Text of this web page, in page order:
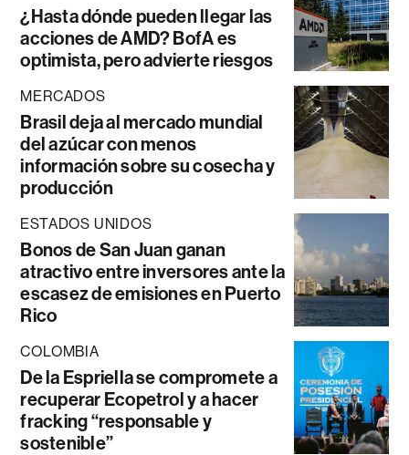
¿Hasta dónde pueden llegar las
acciones de AMD? BofA es
optimista, pero advierte riesgos
MERCADOS
Brasil deja al mercado mundial
del azúcar con menos
información sobre su cosecha y
producción
ESTADOS UNIDOS
Bonos de San Juan ganan
atractivo entre inversores ante la
escasez de emisiones en Puerto
Rico
COLOMBIA
De la Espriella se compromete a
recuperar Ecopetrol y a hacer
fracking “responsable y
sostenible”